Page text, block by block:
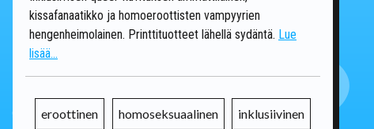
kissafanaatikko ja homoeroottisten vampyyrien
hengenheimolainen. Printtituotteet lähellä sydäntä. Lue
lisää...
eroottinen homoseksuaalinen inklusiivinen